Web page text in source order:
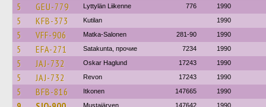
5 GEU-779 Lyttylän Liikenne 776 1990
5 KFB-373 Kutilan 1990
5 VFF-906 Matka-Salonen 281-90 1990
5 EFA-271 Satakunta, прочие 7234 1990
5 JAJ-732 Oskar Haglund 17243 1990
5 JAJ-732 Revon 17243 1990
5 BFB-816 Itkonen 147665 1990
Mustajärven 147642 1990